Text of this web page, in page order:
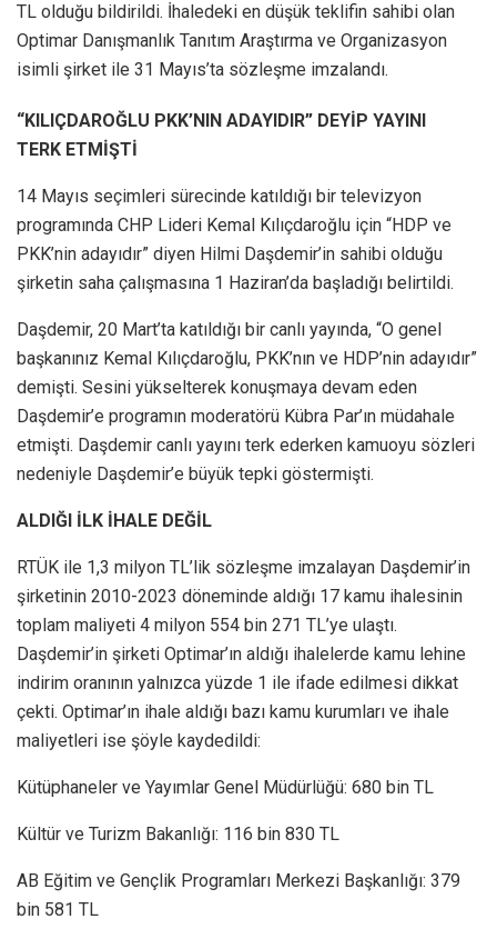
TL olduğu bildirildi. İhaledeki en düşük teklifin sahibi olan
Optimar Danışmanlık Tanıtım Araştırma ve Organizasyon
isimli şirket ile 31 Mayıs’ta sözleşme imzalandı.
“KILIÇDAROĞLU PKK’NIN ADAYIDIR” DEYİP YAYINI
TERK ETMİŞTİ
14 Mayıs seçimleri sürecinde katıldığı bir televizyon
programında CHP Lideri Kemal Kılıçdaroğlu için “HDP ve
PKK’nin adayıdır” diyen Hilmi Daşdemir’in sahibi olduğu
şirketin saha çalışmasına 1 Haziran’da başladığı belirtildi.
Daşdemir, 20 Mart’ta katıldığı bir canlı yayında, “O genel
başkanınız Kemal Kılıçdaroğlu, PKK’nın ve HDP’nin adayıdır”
demişti. Sesini yükselterek konuşmaya devam eden
Daşdemir’e programın moderatörü Kübra Par’ın müdahale
etmişti. Daşdemir canlı yayını terk ederken kamuoyu sözleri
nedeniyle Daşdemir’e büyük tepki göstermişti.
ALDIĞI İLK İHALE DEĞİL
RTÜK ile 1,3 milyon TL’lik sözleşme imzalayan Daşdemir’in
şirketinin 2010-2023 döneminde aldığı 17 kamu ihalesinin
toplam maliyeti 4 milyon 554 bin 271 TL’ye ulaştı.
Daşdemir’in şirketi Optimar’ın aldığı ihalelerde kamu lehine
indirim oranının yalnızca yüzde 1 ile ifade edilmesi dikkat
çekti. Optimar’ın ihale aldığı bazı kamu kurumları ve ihale
maliyetleri ise şöyle kaydedildi:
Kütüphaneler ve Yayımlar Genel Müdürlüğü: 680 bin TL
Kültür ve Turizm Bakanlığı: 116 bin 830 TL
AB Eğitim ve Gençlik Programları Merkezi Başkanlığı: 379
bin 581 TL